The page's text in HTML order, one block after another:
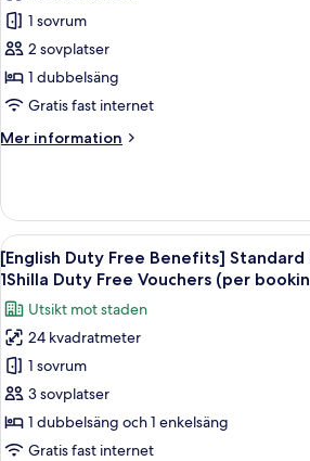
1Shilla
Duty
Free
(per
booking)
Duty
Free
Benefits]
Standard
Double
Duty
Free
Vouchers
(per
booking)
1 sovrum
2 sovplatser
1 dubbelsäng
Gratis fast internet
Mer information
Mer
Duty
Free
Benefits]
Standard
Double
+
1Shilla
Duty
Free
(per
booking)
Öppna
alla
foton
för
[English
Duty
Free
Benefits]
Standard
7
[English Duty Free Benefits] Standard
1Shilla Duty Free Vouchers (per
Utsikt mot staden
24 kvadratmeter
1 sovrum
3 sovplatser
1 dubbelsäng och 1 enkelsäng
Gratis fast internet